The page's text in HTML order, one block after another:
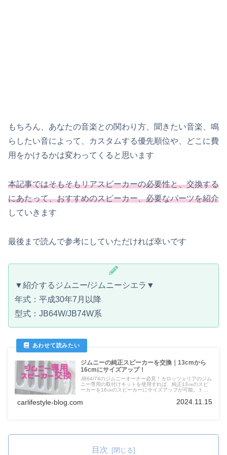
もちろん、あなたの音楽との関わり方、聞きたい音楽、鳴
らしたい音によって、カスタムする優先順位や、どこに費
用をかけるかは変わってくると思います
本記事ではそもそもリアスピーカーの必要性と、交換する
にあたって、おすすめのスピーカー、必要なパーツを紹介
していきます
最後まで読んで参考にしていただければ幸いです
▼紹介するジムニー/ジムニーシエラ▼
年式：平成30年7月以降
型式：JB64W/JB74W系
ジムニーの純正スピーカーを交換｜13cmから
16cmにサイズアップ！
JB64/74のジムニーオーナー必見！カロッツェリアのジム
ニー専用の取付けキットを使用すれば、純正13㎝のスピ
ーカーを16㎝のスピーカーにサイズアップが可能。トゥ
チした高品質なデザインでインストールすることができま
す。
carlifestyle-blog.com 2024.11.15
目次